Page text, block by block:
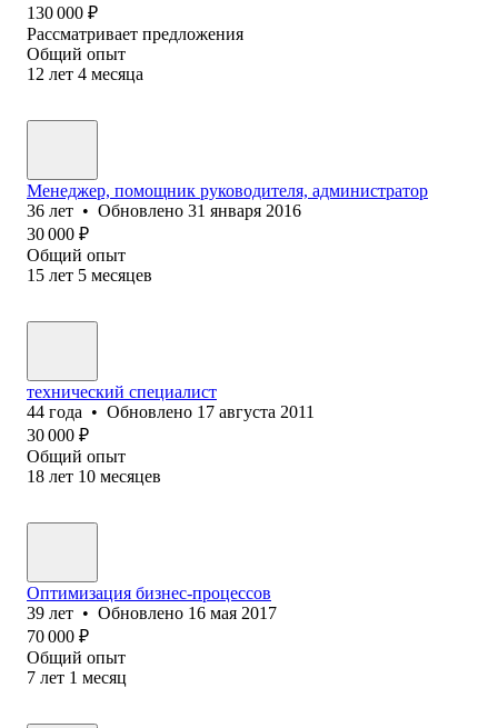
130 000 ₽
Рассматривает предложения
Общий опыт
12 лет 4 месяца
Менеджер, помощник руководителя, администратор
36 лет • Обновлено 31 января 2016
30 000 ₽
Общий опыт
15 лет 5 месяцев
технический специалист
44 года • Обновлено 17 августа 2011
30 000 ₽
Общий опыт
18 лет 10 месяцев
Оптимизация бизнес-процессов
39 лет • Обновлено 16 мая 2017
70 000 ₽
Общий опыт
7 лет 1 месяц